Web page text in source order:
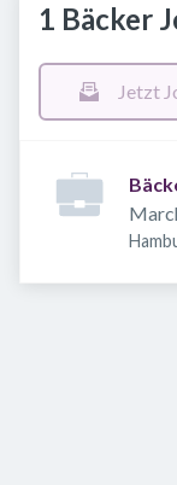
1 Bäcker
Jetzt